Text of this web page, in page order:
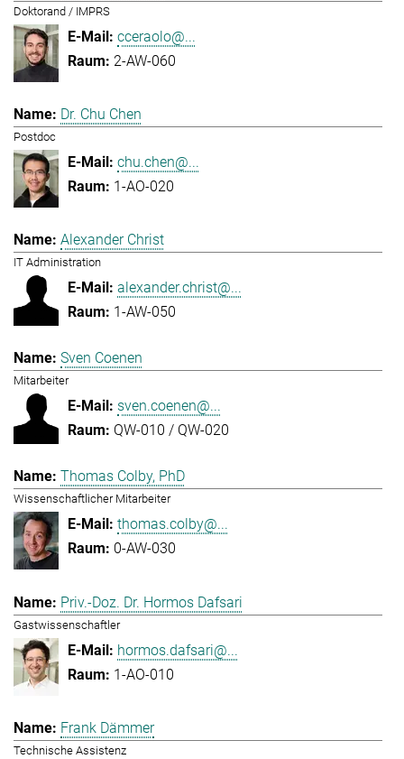
Doktorand / IMPRS
cceraolo@...
2-AW-060
Dr. Chu Chen
Postdoc
chu.chen@...
1-AO-020
Alexander Christ
IT Administration
alexander.christ@...
1-AW-050
Sven Coenen
Mitarbeiter
sven.coenen@...
QW-010 / QW-020
Thomas Colby, PhD
Wissenschaftlicher Mitarbeiter
thomas.colby@...
0-AW-030
Priv.-Doz. Dr. Hormos Dafsari
Gastwissenschaftler
hormos.dafsari@...
1-AO-010
Frank Dämmer
Technische Assistenz